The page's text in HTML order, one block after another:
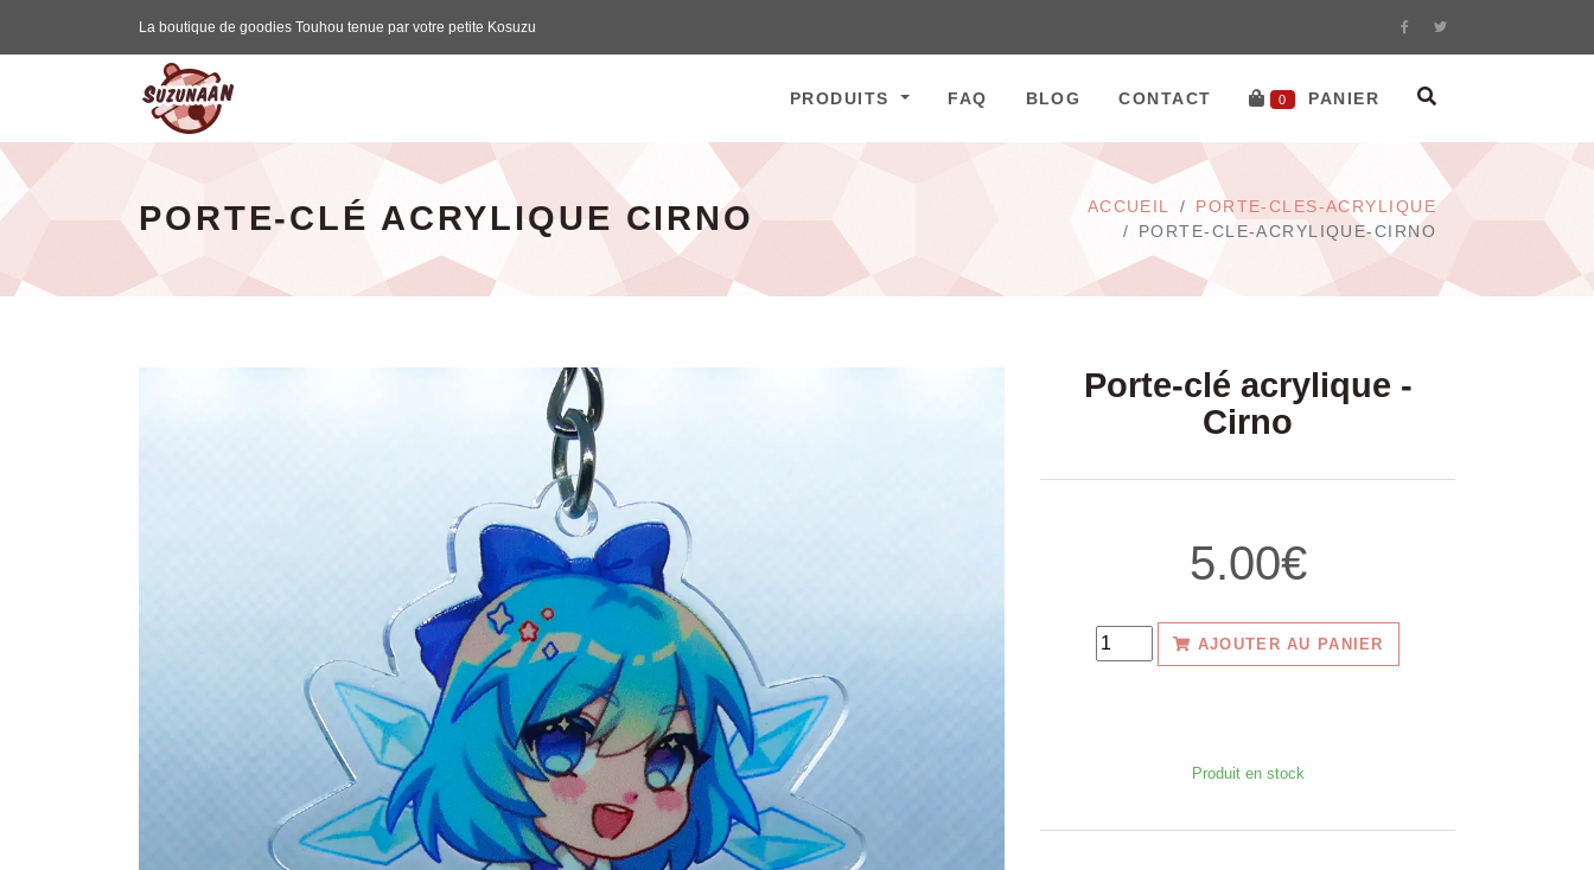
La boutique de goodies Touhou tenue par votre petite Kosuzu
PRODUITS FAQ BLOG CONTACT 0 PANIER
PORTE-CLÉ ACRYLIQUE CIRNO ACCUEIL
PORTE-CLES-ACRYLIQUE
PORTE-CLE-ACRYLIQUE-CIRNO
Porte-clé acrylique -
Cirno
5.00€
AJOUTER AU PANIER
Produit en stock